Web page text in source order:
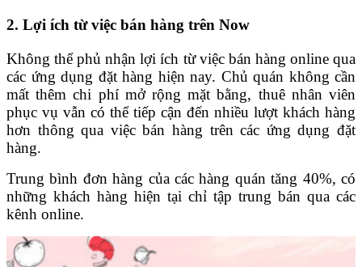
2. Lợi ích từ việc bán hàng trên Now
Không thể phủ nhận lợi ích từ việc bán hàng online qua
các ứng dụng đặt hàng hiện nay. Chủ quán không cần
mất thêm chi phí mở rộng mặt bằng, thuê nhân viên
phục vụ vẫn có thể tiếp cận đến nhiều lượt khách hàng
hơn thông qua việc bán hàng trên các ứng dụng đặt
hàng.
Trung bình đơn hàng của các hàng quán tăng 40%, có
những khách hàng hiện tại chỉ tập trung bán qua các
kênh online.